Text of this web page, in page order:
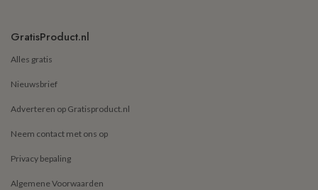
GratisProduct.nl
Alles gratis
Nieuwsbrief
Adverteren op Gratisproduct.nl
Neem contact met ons op
Privacy bepaling
Algemene Voorwaarden